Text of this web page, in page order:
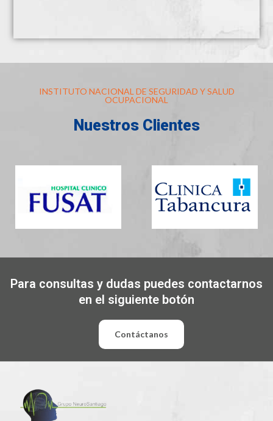
INSTITUTO NACIONAL DE SEGURIDAD Y SALUD
OCUPACIONAL
Nuestros Clientes
Para consultas y dudas puedes contactarnos
en el siguiente botón
Contáctanos